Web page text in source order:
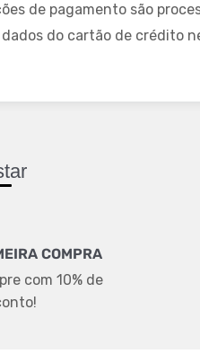
de pagamento são
do cartão de crédito
COMPRA
com 10% de